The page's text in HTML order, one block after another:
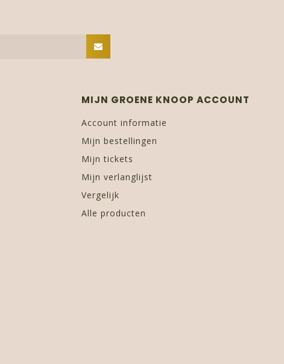
MIJN GROENE KNOOP ACCOUNT
Account informatie
Mijn bestellingen
Mijn tickets
Mijn verlanglijst
Vergelijk
Alle producten